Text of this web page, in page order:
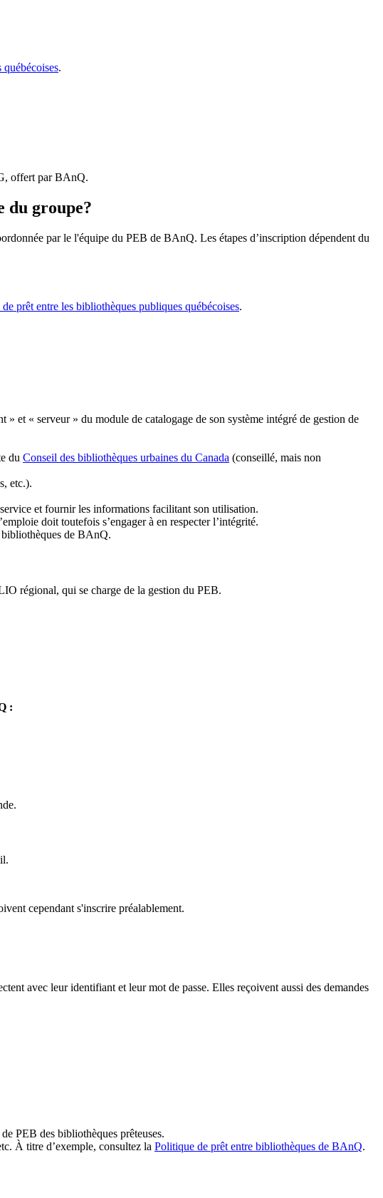
.
offert par BAnQ.
du groupe?
par le l'équipe du PEB de BAnQ. Les étapes d’inscription dépendent du
prêt entre les bibliothèques publiques québécoises.
et « serveur » du module de catalogage de son système intégré de gestion de
du Conseil des bibliothèques urbaines du Canada (conseillé, mais non
etc.).
et fournir les informations facilitant son utilisation.
doit toutefois s’engager à en respecter l’intégrité.
bibliothèques de BAnQ.
régional, qui se charge de la gestion du PEB.
:
cependant s'inscrire préalablement.
avec leur identifiant et leur mot de passe. Elles reçoivent aussi des demandes
PEB des bibliothèques prêteuses.
À titre d’exemple, consultez la Politique de prêt entre bibliothèques de BAnQ.